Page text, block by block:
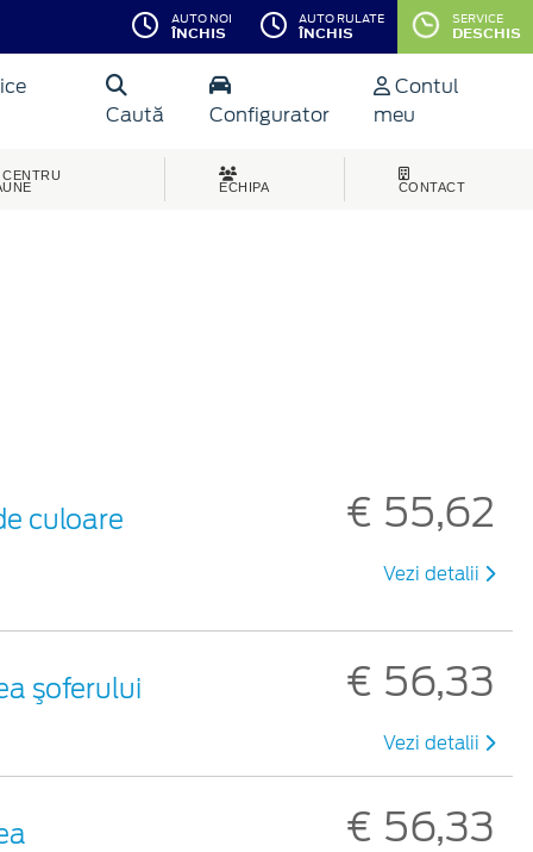
AUTO NOI
ÎNCHIS
AUTO RULATE
ÎNCHIS
SERVICE
DESCHIS
Caută Configurator
Contul
meu
CENTRU
ECHIPA CONTACT
culoare
€ 55,62
Vezi detalii
şoferului € 56,33
Vezi detalii
€ 56,33